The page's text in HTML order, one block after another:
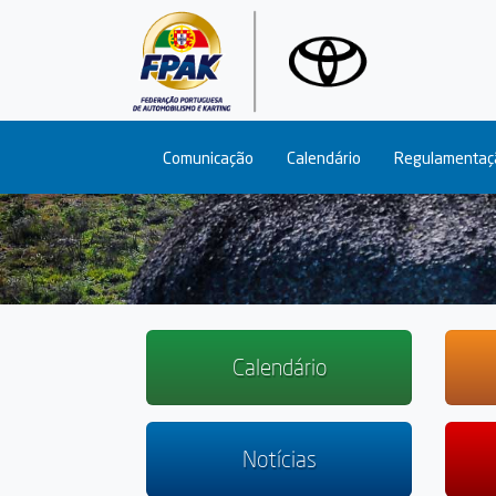
Comunicação Calendário
Calendário
Notícias